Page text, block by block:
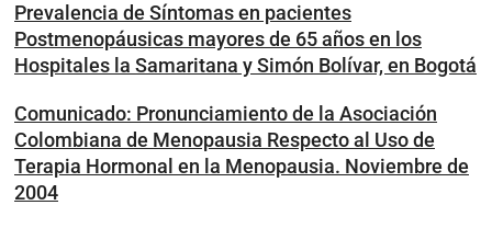
Prevalencia de Síntomas en pacientes
Postmenopáusicas mayores de 65 años en los
Hospitales la Samaritana y Simón Bolívar, en Bogotá
Comunicado: Pronunciamiento de la Asociación
Colombiana de Menopausia Respecto al Uso de
Terapia Hormonal en la Menopausia. Noviembre de
2004